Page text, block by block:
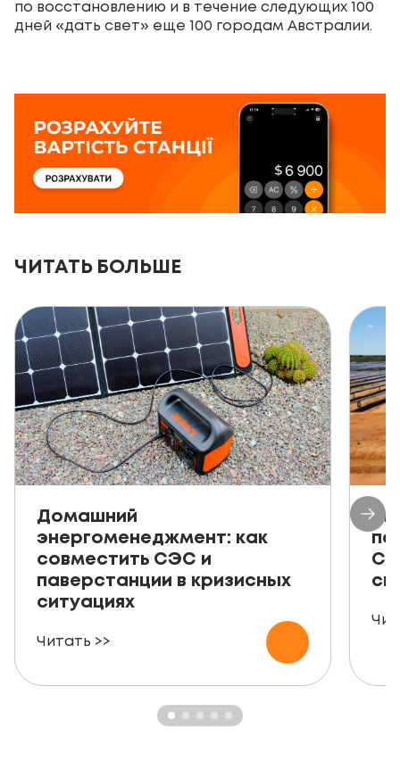
по восстановлению и в течение следующих 100
дней «дать свет» еще 100 городам Австралии.
ЧИТАТЬ БОЛЬШЕ
Домашний
энергоменеджмент: как
совместить СЭС и
паверстанции в кризисных
ситуациях
Читать >>